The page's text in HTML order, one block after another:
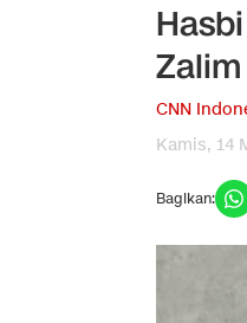
Zalim
CNN
Kamis, 14
Bagikan: